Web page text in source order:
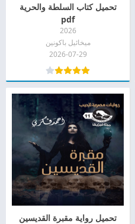
تحميل كتاب السلطة والحرية
pdf
2026
ميخائيل باكونين
2026-07-29
تحميل رواية مقبرة القديسين